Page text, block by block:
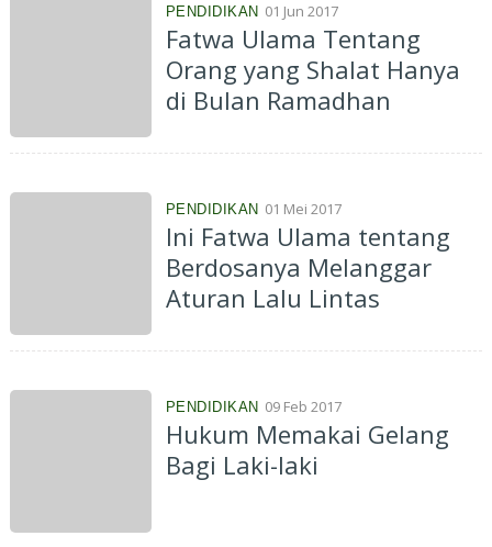
PENDIDIKAN 01 Jun 2017
Fatwa Ulama Tentang
Orang yang Shalat Hanya
di Bulan Ramadhan
PENDIDIKAN 01 Mei 2017
Ini Fatwa Ulama tentang
Berdosanya Melanggar
Aturan Lalu Lintas
PENDIDIKAN 09 Feb 2017
Hukum Memakai Gelang
Bagi Laki-laki